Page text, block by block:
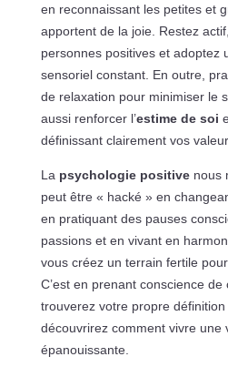
en reconnaissant les petites et
apportent de la joie. Restez
personnes positives et adoptez
sensoriel constant. En outre,
de relaxation pour minimiser le
aussi renforcer l’estime de soi
définissant clairement vos
La psychologie positivenous
peut être « hacké » en
en pratiquant des pauses
passions et en vivant en
vous créez un terrain fertile
C’est en prenant conscience
trouverez votre propre
découvrirez comment vivre une
épanouissante.